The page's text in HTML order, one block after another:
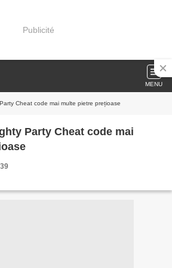
Publicité
MENU
Cheat code mai multe pietre prețioase
Party Cheat code mai